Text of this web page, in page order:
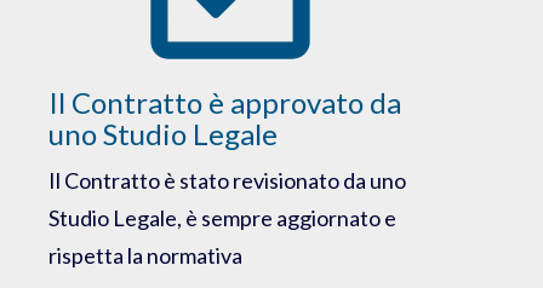
Il Contratto è approvato da
uno Studio Legale
Il Contratto è stato revisionato da uno
Studio Legale, è sempre aggiornato e
rispetta la normativa